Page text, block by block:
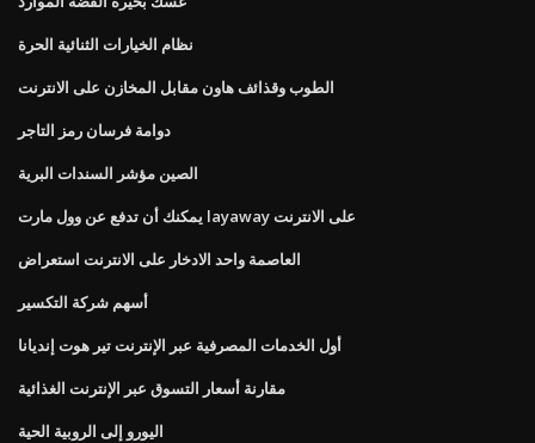
نظام الخيارات الثنائية الحرة
الطوب وقذائف هاون مقابل المخازن على الانترنت
دوامة فرسان رمز التاجر
الصين مؤشر السندات البرية
يمكنك أن تدفع عن وول مارت layaway على الانترنت
العاصمة واحد الادخار على الانترنت استعراض
أسهم شركة التكسير
أول الخدمات المصرفية عبر الإنترنت تير هوت إنديانا
مقارنة أسعار التسوق عبر الإنترنت الغذائية
اليورو إلى الروبية الحية